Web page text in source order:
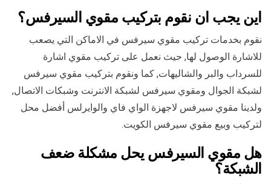
اين يجب ان نقوم بتركيب مقوي السيرفس؟
نقوم بخدمات تركيب مقوي سيرفس في الاماكن التي يصعب
للاشارة الوصول لها, حيث نعمل على تركيب مقوي اشارة
للسرداب والبر والشاليهات, كما ونقوم بتركيب مقوي سيرفس
لشبكة الجوال ومقوي سيرفس لشبكة الانترنت وشبكات الاتصال,
ولدينا مقوي سيرفس لاجهزة الواي فاي والوايرلس أفضل محل
لتركيب وبيع مقوي سيرفس الكويت.
هل مقوي السيرفس يحل مشكلة ضعف
الشبكة؟